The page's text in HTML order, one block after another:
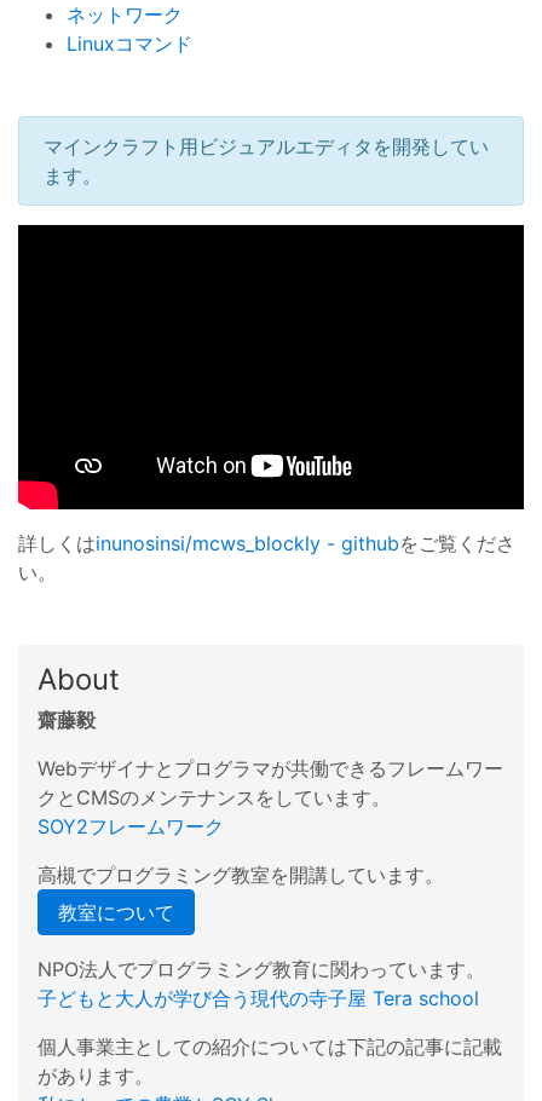
ネットワーク
Linuxコマンド
マインクラフト用ビジュアルエディタを開発してい
ます。
詳しくはinunosinsi/mcws_blockly - githubをご覧くださ
い。
About
齋藤毅
Webデザイナとプログラマが共働できるフレームワー
クとCMSのメンテナンスをしています。
SOY2フレームワーク
高槻でプログラミング教室を開講しています。
教室について
NPO法人でプログラミング教育に関わっています。
子どもと大人が学び合う現代の寺子屋 Tera school
個人事業主としての紹介については下記の記事に記載
があります。